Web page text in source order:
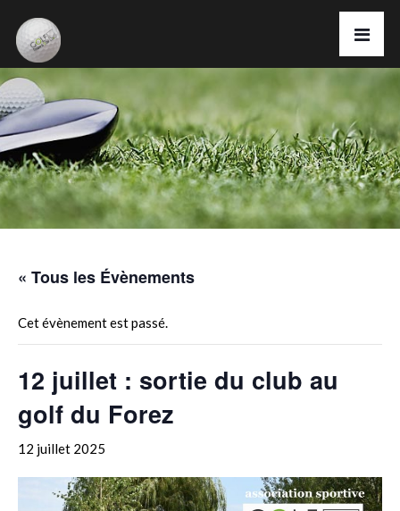
« Tous les Évènements
Cet évènement est passé.
12 juillet : sortie du club au
golf du Forez
12 juillet 2025